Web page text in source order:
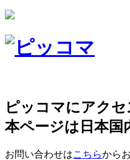
ピッコマにアク
本ページは日本国
お問い合わせはこちらから